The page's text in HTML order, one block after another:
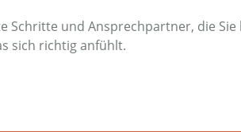
Schritte und Ansprechpartner, die Sie
sich richtig anfühlt.